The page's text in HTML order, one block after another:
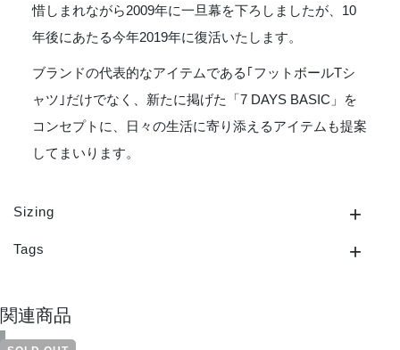
惜しまれながら2009年に一旦幕を下ろしましたが、10
年後にあたる今年2019年に復活いたします。
ブランドの代表的なアイテムである｢フットボールTシ
ャツ｣だけでなく、新たに掲げた「7 DAYS BASIC」を
コンセプトに、日々の生活に寄り添えるアイテムも提案
してまいります。
Sizing
Tags
関連商品